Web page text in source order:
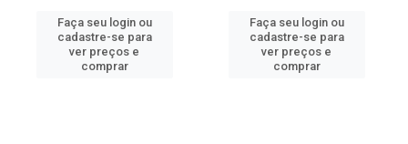
Faça seu login ou
cadastre-se para
ver preços e
comprar
Faça seu login ou
cadastre-se para
ver preços e
comprar